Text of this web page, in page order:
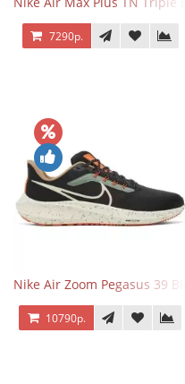
7290р.
Nike Air Zoom Pegasus 39
10790р.